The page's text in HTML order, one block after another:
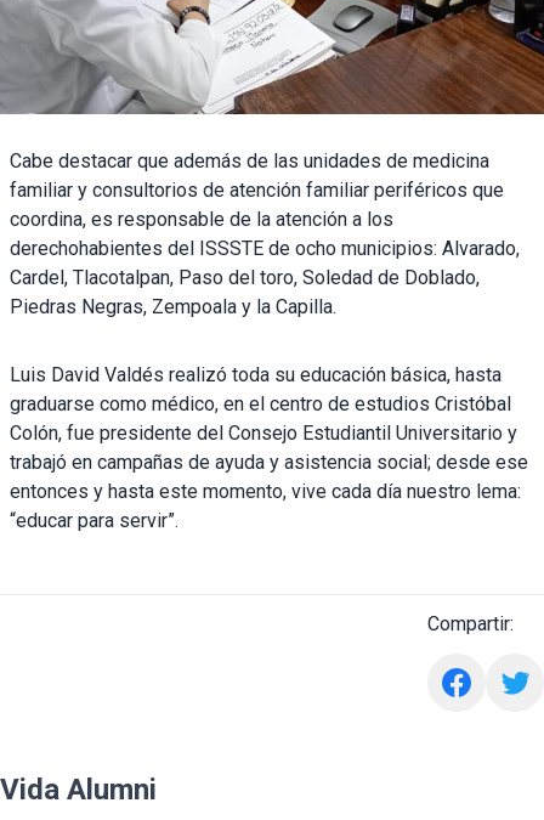
Cabe destacar que además de las unidades de medicina
familiar y consultorios de atención familiar periféricos que
coordina, es responsable de la atención a los
derechohabientes del ISSSTE de ocho municipios: Alvarado,
Cardel, Tlacotalpan, Paso del toro, Soledad de Doblado,
Piedras Negras, Zempoala y la Capilla.
Luis David Valdés realizó toda su educación básica, hasta
graduarse como médico, en el centro de estudios Cristóbal
Colón, fue presidente del Consejo Estudiantil Universitario y
trabajó en campañas de ayuda y asistencia social; desde ese
entonces y hasta este momento, vive cada día nuestro lema:
“educar para servir”.
Compartir:
Vida Alumni